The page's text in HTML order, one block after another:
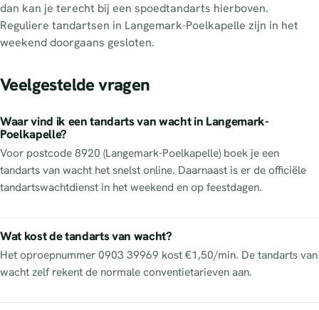
dan kan je terecht bij een spoedtandarts hierboven.
Reguliere tandartsen in Langemark-Poelkapelle zijn in het
weekend doorgaans gesloten.
Veelgestelde vragen
Waar vind ik een tandarts van wacht in Langemark-
Poelkapelle?
Voor postcode 8920 (Langemark-Poelkapelle) boek je een
tandarts van wacht het snelst online. Daarnaast is er de officiële
tandartswachtdienst in het weekend en op feestdagen.
Wat kost de tandarts van wacht?
Het oproepnummer 0903 39969 kost €1,50/min. De tandarts van
wacht zelf rekent de normale conventietarieven aan.